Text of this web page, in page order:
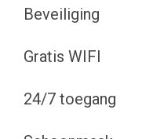
Beveiliging
Gratis WIFI
24/7 toegang